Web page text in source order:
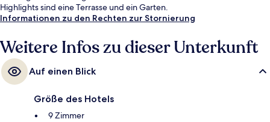
Highlights sind eine Terrasse und ein Garten.
Informationen zu den Rechten zur Stornierung
Weitere Infos zu dieser Unterkunft
Auf einen Blick
Größe des Hotels
9 Zimmer